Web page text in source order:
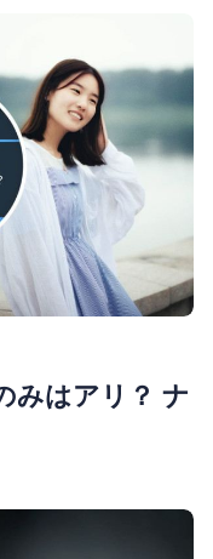
みはアリ？ ナ